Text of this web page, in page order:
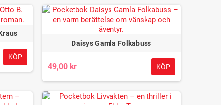
KÖP
Daisys Gamla Folkabuss
49,00 kr KÖP